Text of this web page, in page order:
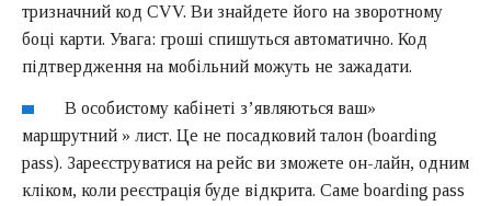
тризначний код CVV. Ви знайдете його на зворотному
боці карти. Увага: гроші спишуться автоматично. Код
підтвердження на мобільний можуть не зажадати.
В особистому кабінеті з’являються ваш»
маршрутний » лист. Це не посадковий талон (boarding
pass). Зареєструватися на рейс ви зможете он-лайн, одним
кліком, коли реєстрація буде відкрита. Саме boarding pass